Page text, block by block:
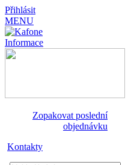
Přihlásit
MENU
Informace
Zopakovat poslední
objednávku
Kontakty